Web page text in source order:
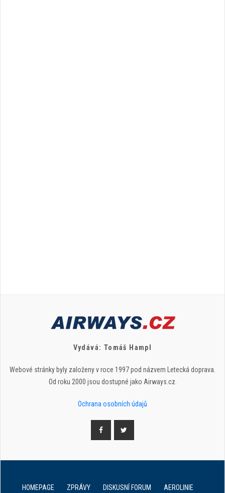
Vydává: Tomáš Hampl
Webové stránky byly založeny v roce 1997 pod názvem Letecká doprava.
Od roku 2000 jsou dostupné jako Airways.cz.
Ochrana osobních údajů
HOMEPAGE ZPRÁVY DISKUSNÍ FORUM AEROLINIE